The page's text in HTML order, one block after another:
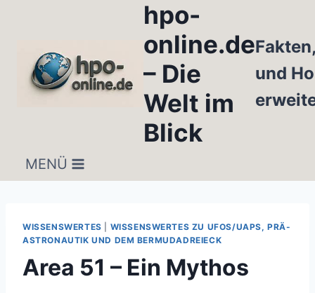
hpo-
online.de
– Die
Welt im
Blick
und
MENÜ
WISSENSWERTES
WISSENSWERTES ZU UFOS/UAPS, PRÄ-
ASTRONAUTIK UND DEM BERMUDADREIECK
Area 51 – Ein Mythos